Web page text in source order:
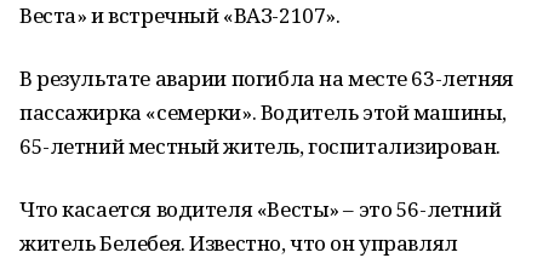
Веста» и встречный «ВАЗ-2107».
В результате аварии погибла на месте 63-летняя
пассажирка «семерки». Водитель этой машины,
65-летний местный житель, госпитализирован.
Что касается водителя «Весты» – это 56-летний
житель Белебея. Известно, что он управлял